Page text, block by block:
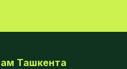
Ташкента